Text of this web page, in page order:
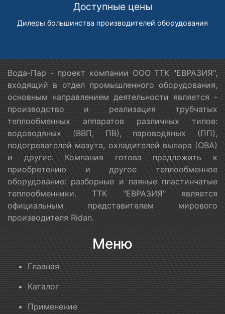
Доступные цены
Дилеры большинства производителей оборудования
Вода-Пар - проект компании ООО ТТК "ЕВРАЗИЯ",
входящий в отдел промышленного оборудования,
основным направлением деятельности является -
производство и реализация трубчатых
теплообменных аппаратов различных типов:
водоводяных (ВВП, ПВ), пароводяных (ПП),
подогревателей мазута, охладителей выпара (ОВА)
и другие. Компания готова предложить к
приобретению и другое теплообменное
оборудование: разборные и паяные пластинчатые
теплообменники. ТТК "ЕВРАЗИЯ" является
официальным представителем мирового
производителя Ridan.
Меню
Главная
Каталог
Применение